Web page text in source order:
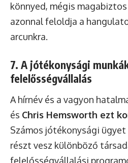
könnyed, mégis
azonnal feloldja a
arcunkra.
7. A jótékonysági
felelősségvállalás
A hírnév és a vagyon
és Chris Hemsworth ezt
Számos jótékonysági
részt vesz különböző
felelősségvállalási